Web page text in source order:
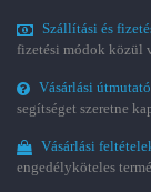
Szállítási és
fizetési módok közül
Vásárlási útmutató
segítséget szeretne
Vásárlási
engedélyköteles